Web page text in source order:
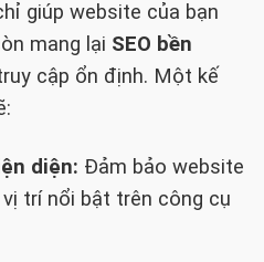
giúp website của bạn
mang lại SEO bền
cập ổn định. Một kế
diện: Đảm bảo website
trí nổi bật trên công cụ